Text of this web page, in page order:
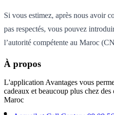
Si vous estimez, après nous avoir
pas respectés, vous pouvez
l’autorité compétente au Maroc
À propos
L'application Avantages vous
cadeaux et beaucoup plus chez
Maroc